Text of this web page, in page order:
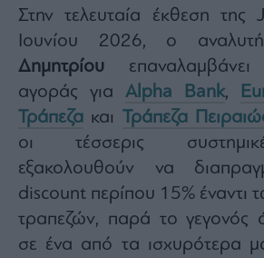
Table
For
Two
Μετοχές
Αγορές
Trader's
Buy-
Hold-
Στην τελευταία έκθεση της
Ιουνίου 2026, ο
Δημητρίου
αγοράς για Alpha Bank
Τράπεζα και Τράπεζα
οι τέσσερις
εξακολουθούν να
discount περίπου 15% έναντι
τραπεζών, παρά το γεγονός
σε ένα από τα ισχυρότερα